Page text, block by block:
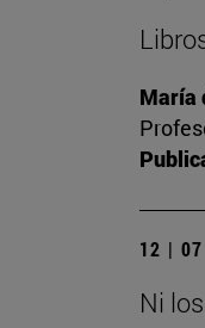
María
12 |
Ni